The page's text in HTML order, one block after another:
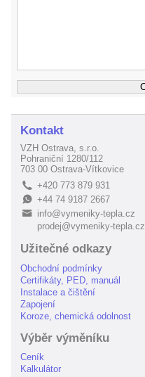
Kontakt
VZH Ostrava, s.r.o.
Pohraniční 1280/112
703 00 Ostrava-Vítkovice
L +420 773 879 931
E+44 74 9187 2667
B
info@vymeniky-tepla.cz
prodej@vymeniky-tepla.cz
Užitečné odkazy
Obchodní podmínky
Certifikáty, PED, manuál
Instalace a čištění
Zapojení
Koroze, chemická odolnost
Výběr výměníku
Ceník
Kalkulátor